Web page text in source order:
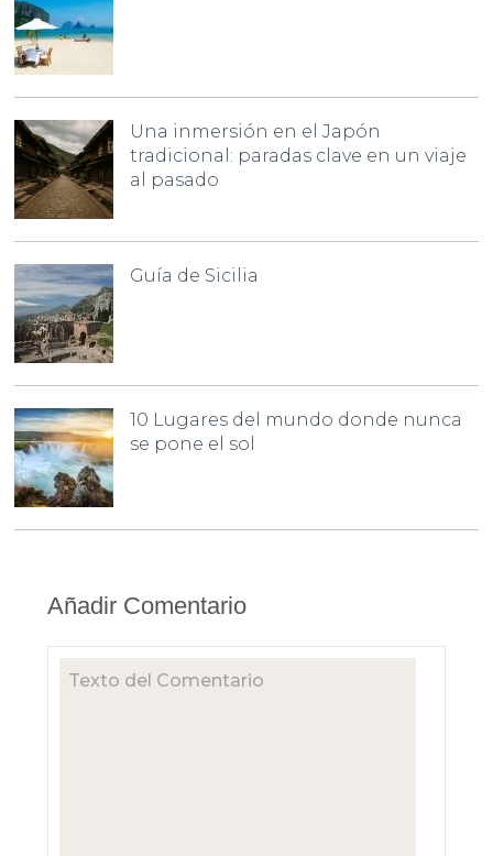
Una inmersión en el Japón
tradicional: paradas clave en un viaje
al pasado
Guía de Sicilia
10 Lugares del mundo donde nunca
se pone el sol
Añadir Comentario